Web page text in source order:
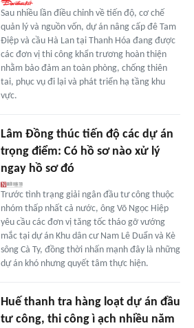
Sau nhiều lần điều chỉnh về tiến độ, cơ chế
quản lý và nguồn vốn, dự án nâng cấp đê Tam
Điệp và cầu Hà Lan tại Thanh Hóa đang được
các đơn vị thi công khẩn trương hoàn thiện
nhằm bảo đảm an toàn phòng, chống thiên
tai, phục vụ đi lại và phát triển hạ tầng khu
vực.
Lâm Đồng thúc tiến độ các dự án
trọng điểm: Có hồ sơ nào xử lý
ngay hồ sơ đó
Trước tình trạng giải ngân đầu tư công thuộc
nhóm thấp nhất cả nước, ông Võ Ngọc Hiệp
yêu cầu các đơn vị tăng tốc tháo gỡ vướng
mắc tại dự án Khu dân cư Nam Lê Duẩn và Kè
sông Cà Ty, đồng thời nhấn mạnh đây là những
dự án khó nhưng quyết tâm thực hiện.
Huế thanh tra hàng loạt dự án đầu
tư công, thi công ì ạch nhiều năm